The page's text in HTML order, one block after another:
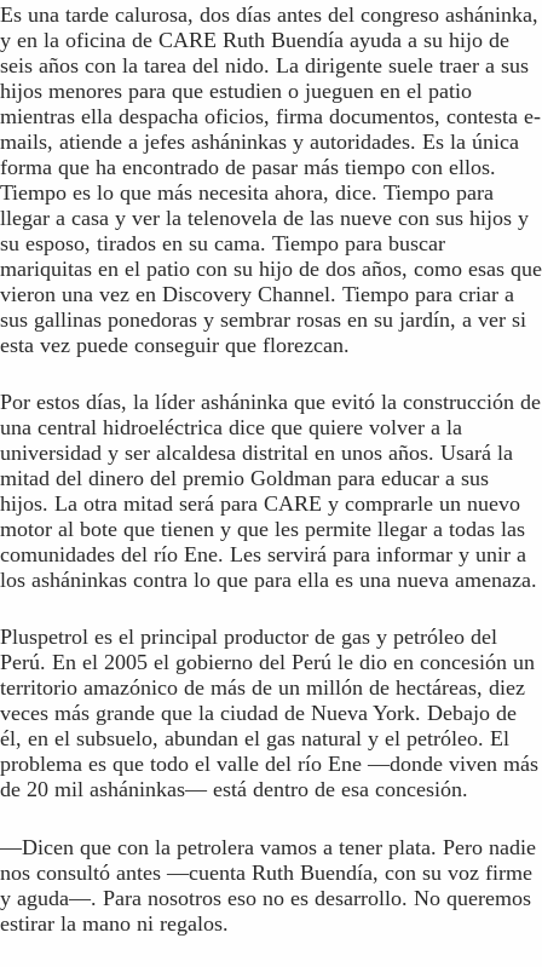
Es una tarde calurosa, dos días antes del congreso asháninka,
y en la oficina de CARE Ruth Buendía ayuda a su hijo de
seis años con la tarea del nido. La dirigente suele traer a sus
hijos menores para que estudien o jueguen en el patio
mientras ella despacha oficios, firma documentos, contesta e-
mails, atiende a jefes asháninkas y autoridades. Es la única
forma que ha encontrado de pasar más tiempo con ellos.
Tiempo es lo que más necesita ahora, dice. Tiempo para
llegar a casa y ver la telenovela de las nueve con sus hijos y
su esposo, tirados en su cama. Tiempo para buscar
mariquitas en el patio con su hijo de dos años, como esas que
vieron una vez en Discovery Channel. Tiempo para criar a
sus gallinas ponedoras y sembrar rosas en su jardín, a ver si
esta vez puede conseguir que florezcan.
Por estos días, la líder asháninka que evitó la construcción de
una central hidroeléctrica dice que quiere volver a la
universidad y ser alcaldesa distrital en unos años. Usará la
mitad del dinero del premio Goldman para educar a sus
hijos. La otra mitad será para CARE y comprarle un nuevo
motor al bote que tienen y que les permite llegar a todas las
comunidades del río Ene. Les servirá para informar y unir a
los asháninkas contra lo que para ella es una nueva amenaza.
Pluspetrol es el principal productor de gas y petróleo del
Perú. En el 2005 el gobierno del Perú le dio en concesión un
territorio amazónico de más de un millón de hectáreas, diez
veces más grande que la ciudad de Nueva York. Debajo de
él, en el subsuelo, abundan el gas natural y el petróleo. El
problema es que todo el valle del río Ene —donde viven más
de 20 mil asháninkas— está dentro de esa concesión.
—Dicen que con la petrolera vamos a tener plata. Pero nadie
nos consultó antes —cuenta Ruth Buendía, con su voz firme
y aguda—. Para nosotros eso no es desarrollo. No queremos
estirar la mano ni regalos.